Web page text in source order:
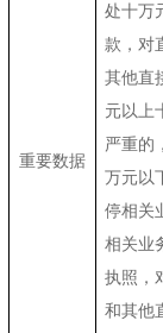
重要数据
处十万
款，对
其他直
元以上
严重的
万元以
停相关
相关业
执照，
和其他